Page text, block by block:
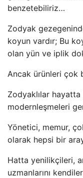
benzetebiliriz…
Zodyak
koyun vardır; Bu
olan yün ve iplik
Ancak ürünleri çok
Zodyaklılar
modernleşmeleri
Yönetici, memur,
olarak hepsi bir
Hatta yenilikçileri,
uzmanlarını